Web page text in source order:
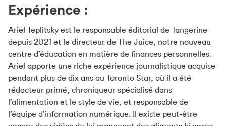
Expérience :
Ariel Teplitsky est le responsable éditorial de Tangerine
depuis 2021 et le directeur de The Juice, notre nouveau
centre d’éducation en matière de finances personnelles.
Ariel apporte une riche expérience journalistique acquise
pendant plus de dix ans au Toronto Star, où il a été
rédacteur primé, chroniqueur spécialisé dans
l’alimentation et le style de vie, et responsable de
l’équipe d’information numérique. Il existe peut-être